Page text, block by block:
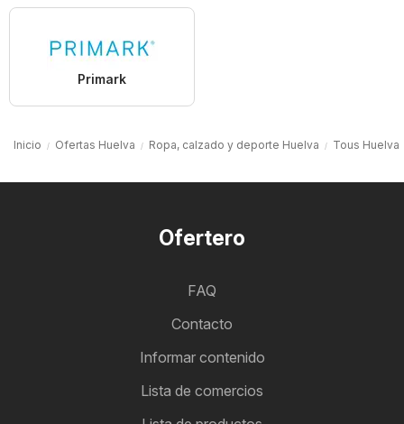
Primark
Inicio Ofertas Huelva Ropa, calzado y deporte Huelva Tous Huelva
Ofertero
FAQ
Contacto
Informar contenido
Lista de comercios